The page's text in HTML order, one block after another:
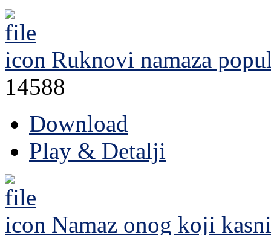
Ruknovi namaza
14588
Download
Play & Detalji
Namaz onog koji kasni